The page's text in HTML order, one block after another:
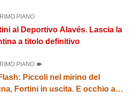
PIANO
al Deportivo Alavés. Lascia la
a titolo definitivo
PIANO
Piccoli nel mirino del
Fortini in uscita. E occhio a